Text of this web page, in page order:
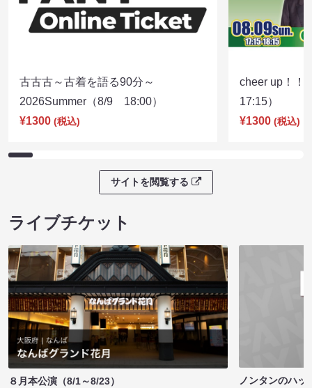
古古古～古着を語る90分～
2026Summer（8/9 18:00）
¥1300 (税込)
cheer up！
17:15）
¥1300 (税込)
サイトを閲覧する
ライブチケット
８月本公演（8/1～8/23）
ノンタンのハッ